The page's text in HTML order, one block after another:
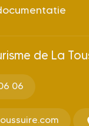
de La
06